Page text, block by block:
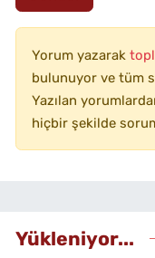
Yorum yazarak
bulunuyor ve tüm
Yazılan
hiçbir şekilde
Yükleniyor...